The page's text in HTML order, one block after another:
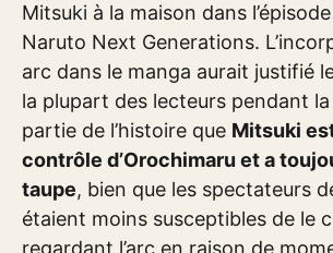
Mitsuki à la maison dans
Naruto Next Generations.
arc dans le manga aurait justifié
la plupart des lecteurs pendant
partie de l’histoire que Mitsuki
contrôle d’Orochimaru et a
taupe, bien que les spectateurs
étaient moins susceptibles de le
regardant l’arc en raison de